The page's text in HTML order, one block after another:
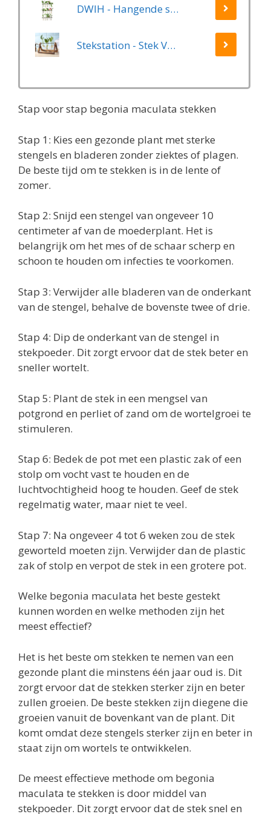
DWIH - Hangende stekjes boom - Geschikt voor 15 stekjes, bloemen, waterplanten (Hydroponie)
Stekstation - Stek Vaasjes - 3 Glazen Vaasjes - Planten Stekken - Stek Glaasjes - Hydrocultuur
Stap voor stap begonia maculata stekken
Stap 1: Kies een gezonde plant met sterke
stengels en bladeren zonder ziektes of plagen.
De beste tijd om te stekken is in de lente of
zomer.
Stap 2: Snijd een stengel van ongeveer 10
centimeter af van de moederplant. Het is
belangrijk om het mes of de schaar scherp en
schoon te houden om infecties te voorkomen.
Stap 3: Verwijder alle bladeren van de onderkant
van de stengel, behalve de bovenste twee of drie.
Stap 4: Dip de onderkant van de stengel in
stekpoeder. Dit zorgt ervoor dat de stek beter en
sneller wortelt.
Stap 5: Plant de stek in een mengsel van
potgrond en perliet of zand om de wortelgroei te
stimuleren.
Stap 6: Bedek de pot met een plastic zak of een
stolp om vocht vast te houden en de
luchtvochtigheid hoog te houden. Geef de stek
regelmatig water, maar niet te veel.
Stap 7: Na ongeveer 4 tot 6 weken zou de stek
geworteld moeten zijn. Verwijder dan de plastic
zak of stolp en verpot de stek in een grotere pot.
Welke begonia maculata het beste gestekt
kunnen worden en welke methoden zijn het
meest effectief?
Het is het beste om stekken te nemen van een
gezonde plant die minstens één jaar oud is. Dit
zorgt ervoor dat de stekken sterker zijn en beter
zullen groeien. De beste stekken zijn diegene die
groeien vanuit de bovenkant van de plant. Dit
komt omdat deze stengels sterker zijn en beter in
staat zijn om wortels te ontwikkelen.
De meest effectieve methode om begonia
maculata te stekken is door middel van
stekpoeder. Dit zorgt ervoor dat de stek snel en